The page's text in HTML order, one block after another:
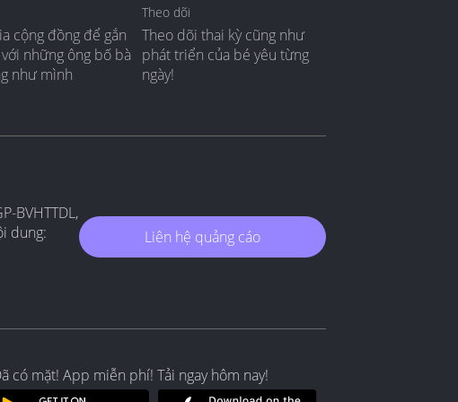
cộng đồng để gắn
những ông bố bà
như mình
Theo dõi
Theo dõi thai kỳ cũng như
phát triển của bé yêu từng
ngày!
BVHTTDL,
dung:
Liên hệ quảng cáo
có mặt! App miễn phí! Tải ngay hôm nay!